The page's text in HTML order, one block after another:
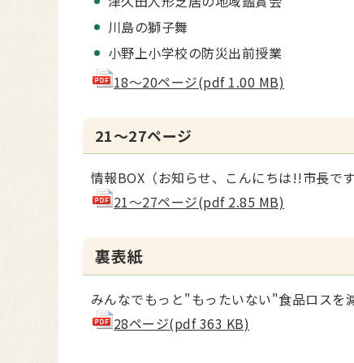
川島の獅子舞
小野上小学校の防災出前授業
18～20ページ(pdf 1.00 MB)
21～27ページ
情報BOX（お知らせ、こんにちは!!市長で
21～27ページ(pdf 2.85 MB)
裏表紙
みんなでもっと"もったいない"食品ロスを
28ページ(pdf 363 KB)